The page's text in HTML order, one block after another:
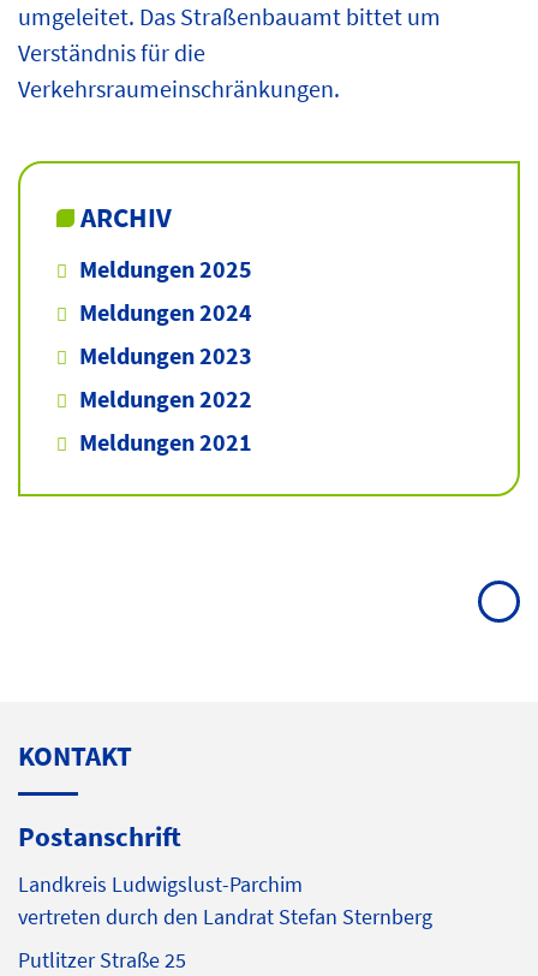
umgeleitet. Das Straßenbauamt bittet um
Verständnis für die
Verkehrsraumeinschränkungen.
ARCHIV
Meldungen 2025
Meldungen 2024
Meldungen 2023
Meldungen 2022
Meldungen 2021
KONTAKT
Postanschrift
Landkreis Ludwigslust-Parchim
vertreten durch den Landrat Stefan Sternberg
Putlitzer Straße 25